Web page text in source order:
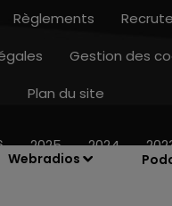
Webradios
DE LA FAMILLE
Règlements
Gestion des
Plan du site
2025 2024